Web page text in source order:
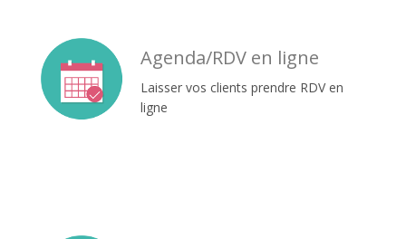
Agenda/RDV en ligne
Laisser vos clients prendre RDV en
ligne